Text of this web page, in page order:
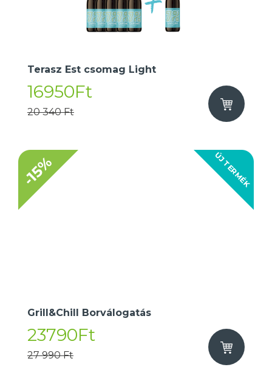
Terasz Est csomag Light
16950Ft
20 340 Ft
ÚJ TERMÉK
-15%
Grill&Chill Borválogatás
23790Ft
27 990 Ft